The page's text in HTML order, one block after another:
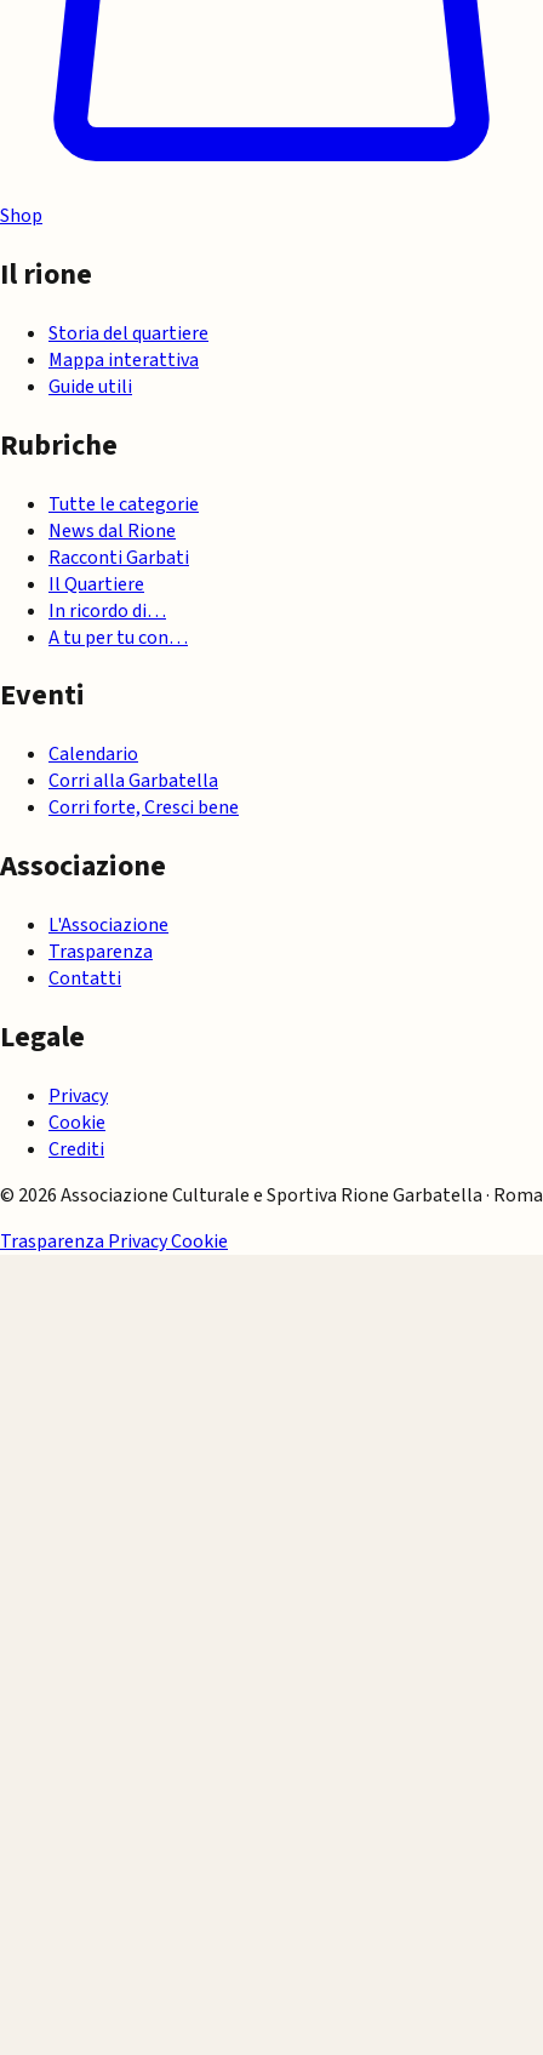
Shop
Il rione
Storia del quartiere
Mappa interattiva
Guide utili
Rubriche
Tutte le categorie
News dal Rione
Racconti Garbati
Il Quartiere
In ricordo di…
A tu per tu con…
Eventi
Calendario
Corri alla Garbatella
Corri forte, Cresci bene
Associazione
L'Associazione
Trasparenza
Contatti
Legale
Privacy
Cookie
Crediti
© 2026 Associazione Culturale e Sportiva Rione Garbatella · Roma
Trasparenza PrivacyCookie